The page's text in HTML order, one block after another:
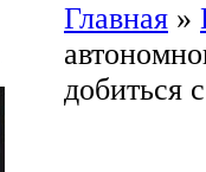
Главная »
добиться